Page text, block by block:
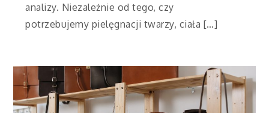
analizy. Niezależnie od tego, czy
potrzebujemy pielęgnacji twarzy, ciała […]